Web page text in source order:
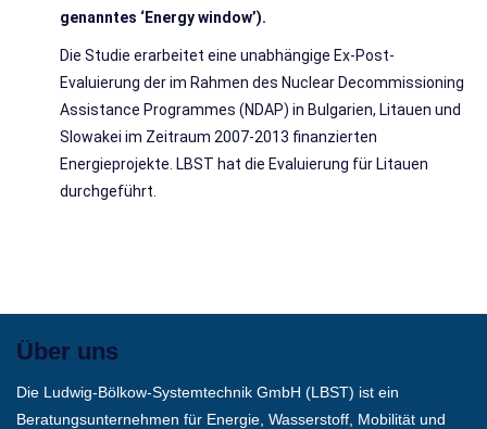
genanntes ‘Energy window’).
Die Studie erarbeitet eine unabhängige Ex-Post-
Evaluierung der im Rahmen des Nuclear Decommissioning
Assistance Programmes (NDAP) in Bulgarien, Litauen und
Slowakei im Zeitraum 2007-2013 finanzierten
Energieprojekte. LBST hat die Evaluierung für Litauen
durchgeführt.
Über uns
Die Ludwig-Bölkow-Systemtechnik GmbH (LBST) ist ein
Beratungsunternehmen für Energie, Wasserstoff, Mobilität und